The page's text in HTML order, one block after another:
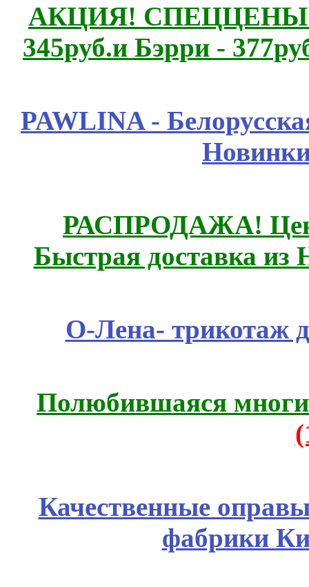
АКЦИЯ! СПЕЦЦЕНЫ
345руб.и Бэрри -
PAWLINA -
РАСПРОДАЖА!
Быстрая доставка из
О-Лена- трикотаж
Полюбившаяся
Качественные
фабрики